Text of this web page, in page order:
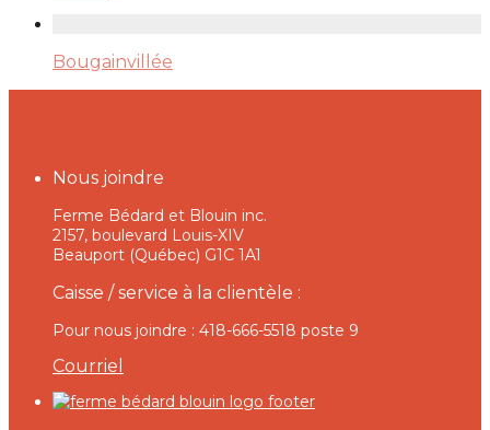
Bougainvillée
Nous joindre
Ferme Bédard et Blouin inc.
2157, boulevard Louis-XIV
Beauport (Québec) G1C 1A1
Caisse / service à la clientèle :
Pour nous joindre : 418-666-5518 poste 9
Courriel